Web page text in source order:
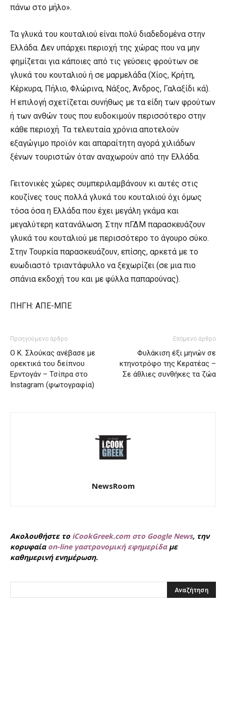
πάνω στο μήλο».
Τα γλυκά του κουταλιού είναι πολύ διαδεδομένα στην
Ελλάδα. Δεν υπάρχει περιοχή της χώρας που να μην
φημίζεται για κάποιες από τις γεύσεις φρούτων σε
γλυκά του κουταλιού ή σε μαρμελάδα (Χίος, Κρήτη,
Κέρκυρα, Πήλιο, Φλώρινα, Νάξος, Άνδρος, Γαλαξίδι κά).
Η επιλογή σχετίζεται συνήθως με τα είδη των φρούτων
ή των ανθών τους που ευδοκιμούν περισσότερο στην
κάθε περιοχή. Τα τελευταία χρόνια αποτελούν
εξαγώγιμο προϊόν και απαραίτητη αγορά χιλιάδων
ξένων τουριστών όταν αναχωρούν από την Ελλάδα.
Γειτονικές χώρες συμπεριλαμβάνουν κι αυτές στις
κουζίνες τους πολλά γλυκά του κουταλιού όχι όμως
τόσα όσα η Ελλάδα που έχει μεγάλη γκάμα και
μεγαλύτερη κατανάλωση. Στην πΓΔΜ παρασκευάζουν
γλυκά του κουταλιού με περισσότερο το άγουρο σύκο.
Στην Τουρκία παρασκευάζουν, επίσης, αρκετά με το
ευωδιαστό τριαντάφυλλο να ξεχωρίζει (σε μια πιο
σπάνια εκδοχή του και με φύλλα παπαρούνας).
ΠΗΓΗ: ΑΠΕ-ΜΠΕ
Προηγούμενο άρθρο
O Κ. Σλούκας ανέβασε με
ορεκτικά του δείπνου
Ερντογάν – Τσίπρα στο
Instagram (φωτογραφία)
Επόμενο άρθρο
Φυλάκιση έξι μηνών σε
κτηνοτρόφο της Κερατέας –
Σε άθλιες συνθήκες τα ζώα
NewsRoom
Ακολουθήστε το iCookGreek.com στο Google News, την
κορυφαία on-line γαστρονομική εφημερίδαμε
καθημερινή ενημέρωση.